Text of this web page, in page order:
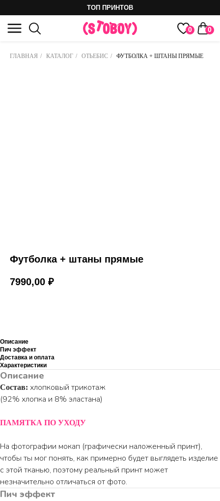
0
0
ТОП ПРИНТОВ
ГЛАВНАЯ / КАТАЛОГ / ОТЬЕБИС / ФУТБОЛКА + ШТАНЫ ПРЯМЫЕ
Футболка + штаны прямые
7990,00 ₽
Описание
Пич эффект
Доставка и оплата
Характеристики
Описание
Состав: хлопковый трикотаж
(92% хлопка и 8% эластана)
ПАМЯТКА ПО УХОДУ
На фотографии мокап (графически наложенный принт),
чтобы ты мог понять, как примерно будет выглядеть изделие
с этой тканью, поэтому реальный принт может
незначительно отличаться от фото.
Пич эффект